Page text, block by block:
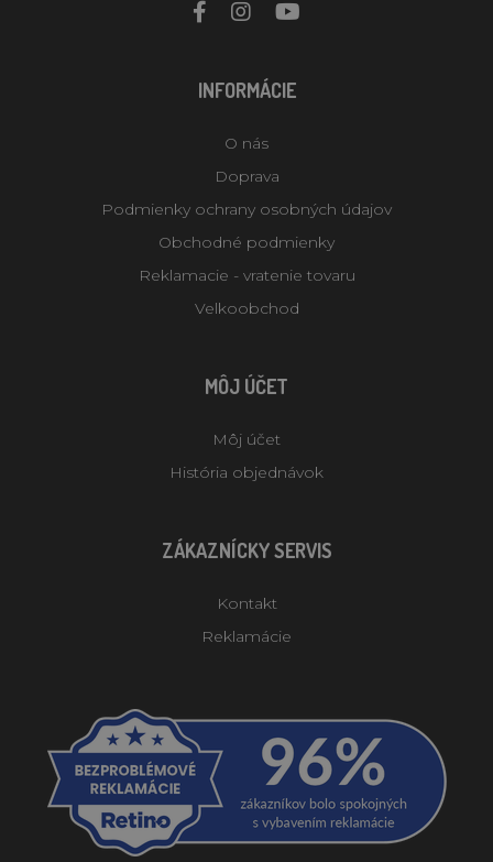
INFORMÁCIE
O nás
Doprava
Podmienky ochrany osobných údajov
Obchodné podmienky
Reklamacie - vratenie tovaru
Velkoobchod
MÔJ ÚČET
Môj účet
História objednávok
ZÁKAZNÍCKY SERVIS
Kontakt
Reklamácie